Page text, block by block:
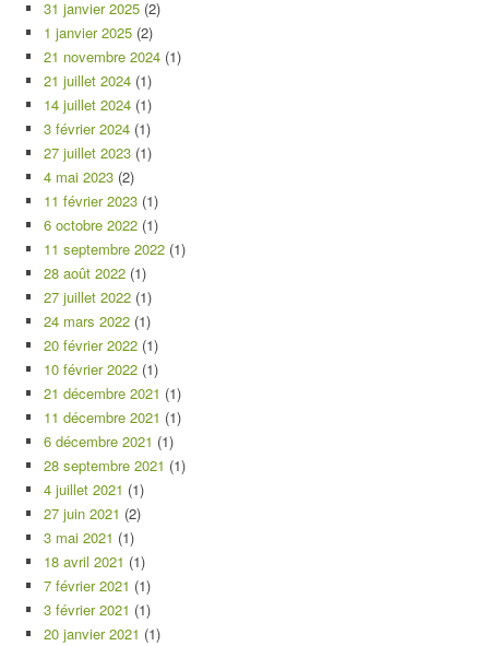
31 janvier 2025 (2)
1 janvier 2025 (2)
21 novembre 2024 (1)
21 juillet 2024 (1)
14 juillet 2024 (1)
3 février 2024 (1)
27 juillet 2023 (1)
4 mai 2023 (2)
11 février 2023 (1)
6 octobre 2022 (1)
11 septembre 2022 (1)
28 août 2022 (1)
27 juillet 2022 (1)
24 mars 2022 (1)
20 février 2022 (1)
10 février 2022 (1)
21 décembre 2021 (1)
11 décembre 2021 (1)
6 décembre 2021 (1)
28 septembre 2021 (1)
4 juillet 2021 (1)
27 juin 2021 (2)
3 mai 2021 (1)
18 avril 2021 (1)
7 février 2021 (1)
3 février 2021 (1)
20 janvier 2021 (1)